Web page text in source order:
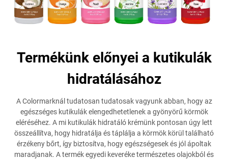
Termékünk előnyei a kutikulák
hidratálásához
A Colormarknál tudatosan tudatosak vagyunk abban, hogy az
egészséges kutikulák elengedhetetlenek a gyönyörű körmök
eléréséhez. A mi kutikulák hidratáló krémünk pontosan úgy lett
összeállítva, hogy hidratálja és táplálja a körmök körül található
érzékeny bőrt, így biztosítva, hogy egészségesek és jól ápoltak
maradjanak. A termék egyedi keveréke természetes olajokból és